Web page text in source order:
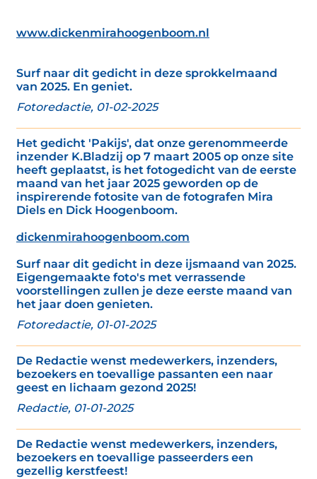
www.dickenmirahoogenboom.nl
Surf naar dit gedicht in deze sprokkelmaand
van 2025. En geniet.
Fotoredactie, 01-02-2025
Het gedicht 'Pakijs', dat onze gerenommeerde
inzender K.Bladzij op 7 maart 2005 op onze site
heeft geplaatst, is het fotogedicht van de eerste
maand van het jaar 2025 geworden op de
inspirerende fotosite van de fotografen Mira
Diels en Dick Hoogenboom.
dickenmirahoogenboom.com
Surf naar dit gedicht in deze ijsmaand van 2025.
Eigengemaakte foto's met verrassende
voorstellingen zullen je deze eerste maand van
het jaar doen genieten.
Fotoredactie, 01-01-2025
De Redactie wenst medewerkers, inzenders,
bezoekers en toevallige passanten een naar
geest en lichaam gezond 2025!
Redactie, 01-01-2025
De Redactie wenst medewerkers, inzenders,
bezoekers en toevallige passeerders een
gezellig kerstfeest!